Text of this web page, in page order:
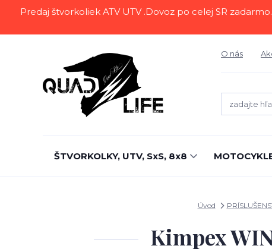
Predaj štvorkoliek ATV UTV .Dovoz po celej SR
O nás
ŠTVORKOLKY, UTV, SxS, 8x8
Úvod
Kimpex